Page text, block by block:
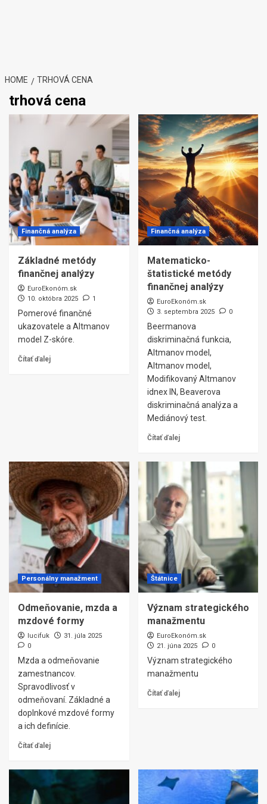
HOME TRHOVÁ CENA
trhová cena
Finančná analýza
Základné metódy
finančnej analýzy
EuroEkonóm.sk
10. októbra 2025
1
Pomerové finančné
ukazovatele a Altmanov
model Z-skóre.
Čítať ďalej
Finančná analýza
Matematicko-
štatistické metódy
finančnej analýzy
EuroEkonóm.sk
3. septembra 2025
0
Beermanova
diskriminačná funkcia,
Altmanov model,
Altmanov model,
Modifikovaný Altmanov
idnex IN, Beaverova
diskriminačná analýza a
Mediánový test.
Čítať ďalej
Personálny manažment
Odmeňovanie, mzda a
mzdové formy
lucifuk
31. júla 2025
0
Mzda a odmeňovanie
zamestnancov.
Spravodlivosť v
odmeňovaní. Základné a
doplnkové mzdové formy
a ich definície.
Čítať ďalej
Štátnice
Význam strategického
manažmentu
EuroEkonóm.sk
21. júna 2025
0
Význam strategického
manažmentu
Čítať ďalej